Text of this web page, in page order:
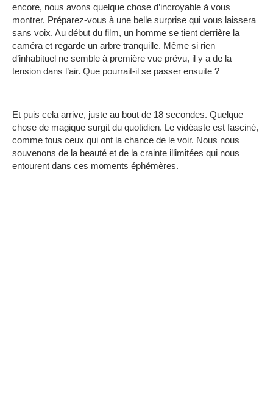
encore, nous avons quelque chose d’incroyable à vous
montrer. Préparez-vous à une belle surprise qui vous laissera
sans voix. Au début du film, un homme se tient derrière la
caméra et regarde un arbre tranquille. Même si rien
d’inhabituel ne semble à première vue prévu, il y a de la
tension dans l’air. Que pourrait-il se passer ensuite ?
Et puis cela arrive, juste au bout de 18 secondes. Quelque
chose de magique surgit du quotidien. Le vidéaste est fasciné,
comme tous ceux qui ont la chance de le voir. Nous nous
souvenons de la beauté et de la crainte illimitées qui nous
entourent dans ces moments éphémères.